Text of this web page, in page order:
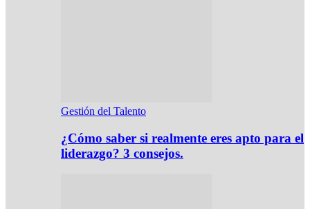
Gestión del Talento
¿Cómo saber si realmente eres apto para el
liderazgo? 3 consejos.